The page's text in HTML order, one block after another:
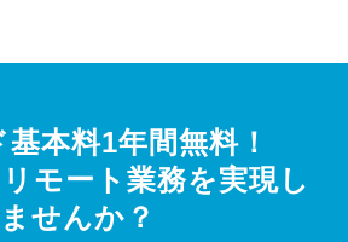
本料1年間無料！
モート業務を実現し
ませんか？